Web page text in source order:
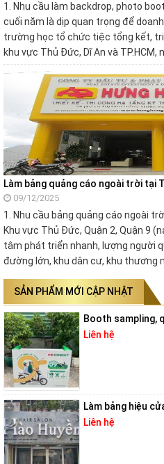
1. Nhu cầu làm backdrop, photo
cuối năm là dịp quan trọng để
trường học tổ chức tiệc tổng kết, tri
khu vực Thủ Đức, Dĩ An và TP.HCM,
Làm bảng quảng cáo ngoài trời tại
09/12/2025
1. Nhu cầu bảng quảng cáo ngoài
Khu vực Thủ Đức, Quận 2, Quận 9
tâm phát triển nhanh, lượng người
đường lớn, khu dân cư, khu thương
SẢN PHẨM MỚI CẬP NHẬT
Booth sampling,
Liên hệ
Làm bảng hiệu
Liên hệ